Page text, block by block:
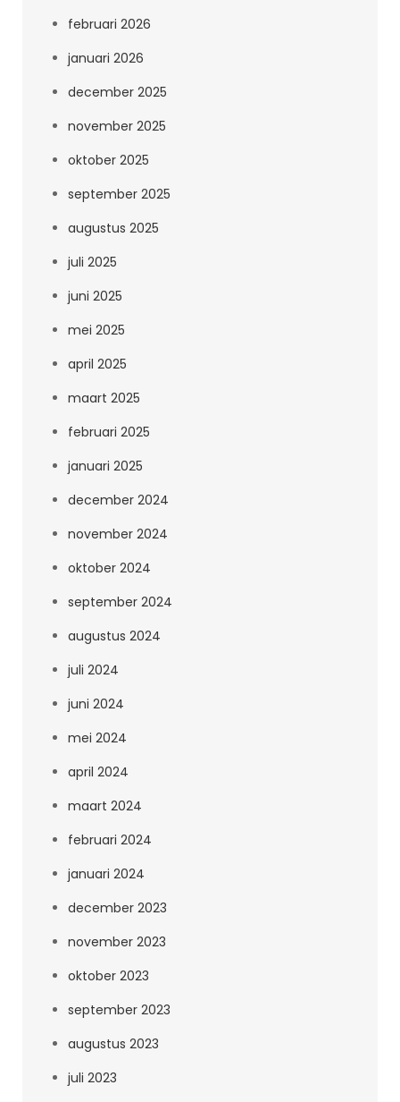
februari 2026
januari 2026
december 2025
november 2025
oktober 2025
september 2025
augustus 2025
juli 2025
juni 2025
mei 2025
april 2025
maart 2025
februari 2025
januari 2025
december 2024
november 2024
oktober 2024
september 2024
augustus 2024
juli 2024
juni 2024
mei 2024
april 2024
maart 2024
februari 2024
januari 2024
december 2023
november 2023
oktober 2023
september 2023
augustus 2023
juli 2023